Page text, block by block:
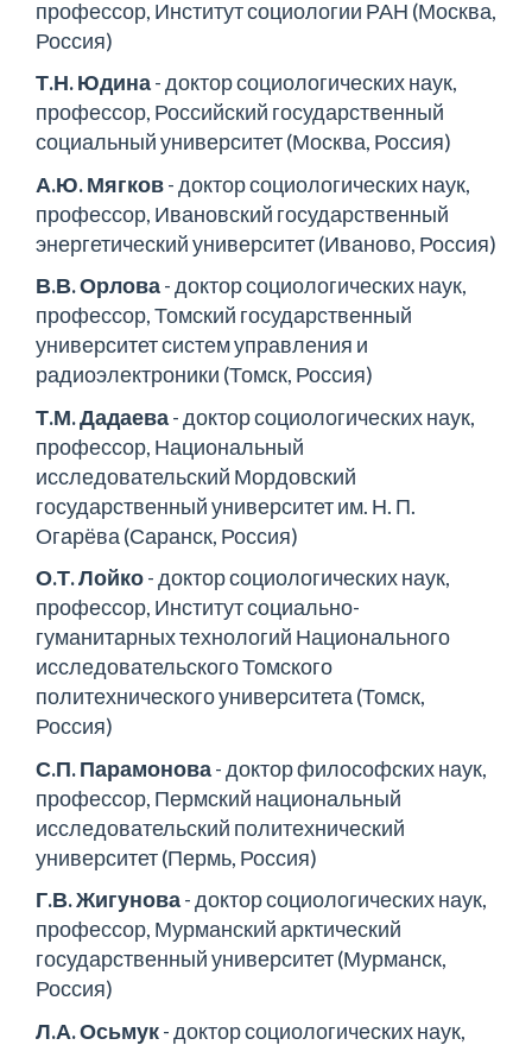
профессор, Институт социологии РАН (Москва,
Россия)
Т.Н. Юдина- доктор социологических наук,
профессор, Российский государственный
социальный университет (Москва, Россия)
А.Ю. Мягков- доктор социологических наук,
профессор, Ивановский государственный
энергетический университет (Иваново, Россия)
В.В. Орлова- доктор социологических наук,
профессор, Томский государственный
университет систем управления и
радиоэлектроники (Томск, Россия)
Т.М. Дадаева- доктор социологических наук,
профессор, Национальный
исследовательский Мордовский
государственный университет им. Н. П.
Огарёва (Саранск, Россия)
О.Т. Лойко- доктор социологических наук,
профессор, Институт социально-
гуманитарных технологий Национального
исследовательского Томского
политехнического университета (Томск,
Россия)
С.П. Парамонова- доктор философских наук,
профессор, Пермский национальный
исследовательский политехнический
университет (Пермь, Россия)
Г.В. Жигунова- доктор социологических наук,
профессор, Мурманский арктический
государственный университет (Мурманск,
Россия)
Л.А. Осьмук- доктор социологических наук,